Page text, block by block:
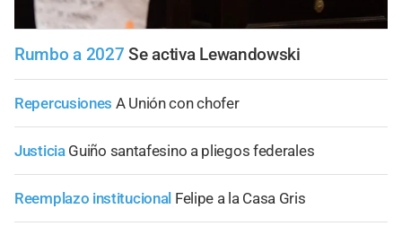
Rumbo a 2027 Se activa Lewandowski
Repercusiones A Unión con chofer
Justicia Guiño santafesino a pliegos federales
Reemplazo institucional Felipe a la Casa Gris